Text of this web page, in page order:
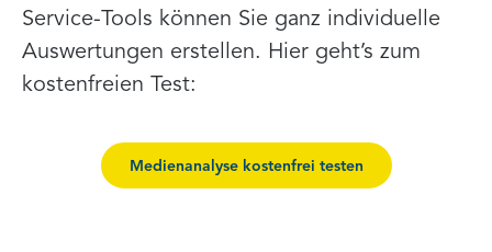
Service-Tools können Sie ganz individuelle
Auswertungen erstellen. Hier geht’s zum
kostenfreien Test:
Medienanalyse kostenfrei testen